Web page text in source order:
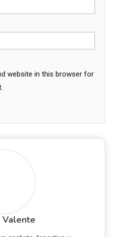
website in this browser for
Valente